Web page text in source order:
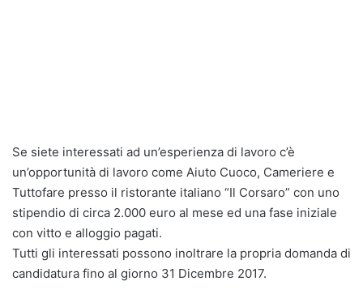
Se siete interessati ad un’esperienza di lavoro c’è
un’opportunità di lavoro come Aiuto Cuoco, Cameriere e
Tuttofare presso il ristorante italiano “Il Corsaro” con uno
stipendio di circa 2.000 euro al mese ed una fase iniziale
con vitto e alloggio pagati.
Tutti gli interessati possono inoltrare la propria domanda di
candidatura fino al giorno 31 Dicembre 2017.